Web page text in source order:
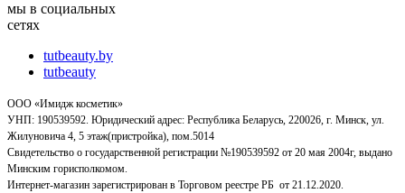
мы в социальных
сетях
tutbeauty.by
tutbeauty
ООО «Имидж косметик»
УНП: 190539592. Юридический адрес: Республика Беларусь, 220026, г. Минск, ул.
Жилуновича 4, 5 этаж(пристройка), пом.5014
Свидетельство о государственной регистрации №190539592 от 20 мая 2004г, выдано
Минским горисполкомом.
Интернет-магазин зарегистрирован в Торговом реестре РБ от 21.12.2020.